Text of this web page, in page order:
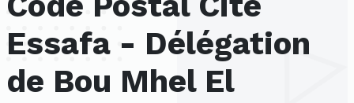
Essafa - Délégation
de Bou Mhel El